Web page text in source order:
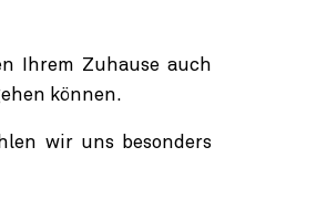
Ihrem Zuhause auch
können.
wir uns besonders